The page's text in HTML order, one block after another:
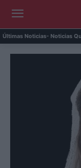
Últimas Noticias- Noticias
Video revive a Betty la